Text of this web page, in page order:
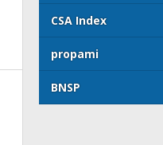
CSA Index
propami
BNSP